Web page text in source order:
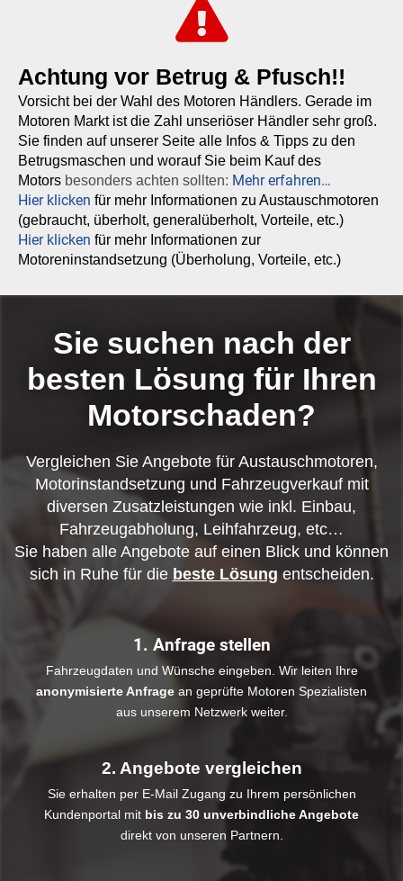
Achtung vor Betrug & Pfusch!!
Vorsicht bei der Wahl des Motoren Händlers. Gerade im
Motoren Markt ist die Zahl unseriöser Händler sehr groß.
Sie finden auf unserer Seite alle Infos & Tipps zu den
Betrugsmaschen und worauf Sie beim Kauf des
Motors besonders achten sollten: Mehr erfahren…
Hier klicken für mehr Informationen zu Austauschmotoren
(gebraucht, überholt, generalüberholt, Vorteile, etc.)
Hier klicken für mehr Informationen zur
Motoreninstandsetzung (Überholung, Vorteile, etc.)
Sie suchen nach der
besten Lösung für Ihren
Motorschaden?
Vergleichen Sie Angebote für Austauschmotoren,
Motorinstandsetzung und Fahrzeugverkauf mit
diversen Zusatzleistungen wie inkl. Einbau,
Fahrzeugabholung, Leihfahrzeug, etc…
Sie haben alle Angebote auf einen Blick und können
sich in Ruhe für die beste Lösung entscheiden.
1. Anfrage stellen
Fahrzeugdaten und Wünsche eingeben. Wir leiten Ihre
anonymisierte Anfrage an geprüfte Motoren Spezialisten
aus unserem Netzwerk weiter.
2. Angebote vergleichen
Sie erhalten per E-Mail Zugang zu Ihrem persönlichen
Kundenportal mit bis zu 30 unverbindliche Angebote
direkt von unseren Partnern.